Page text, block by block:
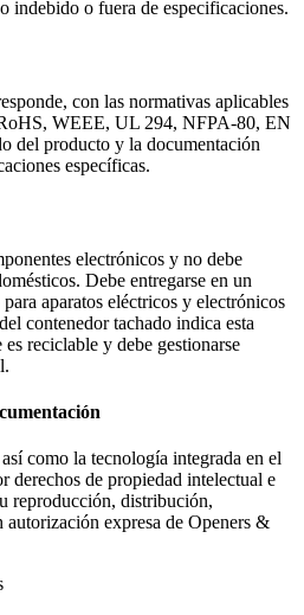
indebido o fuera de especificaciones.
con las normativas aplicables
WEEE, UL 294, NFPA-80, EN
del producto y la documentación
específicas.
electrónicos y no debe
Debe entregarse en un
aparatos eléctricos y electrónicos
contenedor tachado indica esta
reciclable y debe gestionarse
como la tecnología integrada en el
derechos de propiedad intelectual e
reproducción, distribución,
expresa de Openers &